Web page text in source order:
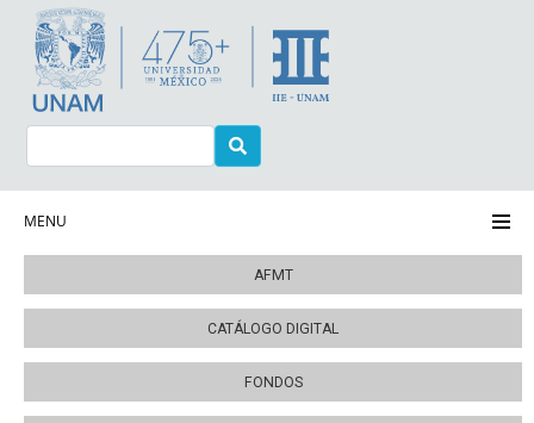
al
contenido
principal
Navegación principal
MENU
AFMT
CATÁLOGO DIGITAL
FONDOS